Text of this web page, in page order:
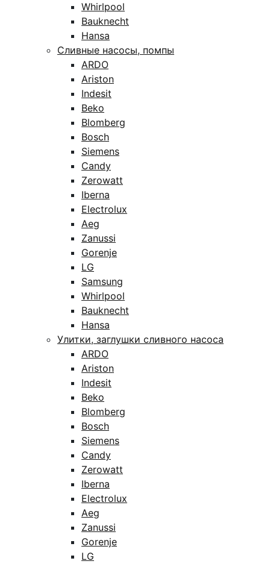
Whirlpool
Bauknecht
Hansa
Сливные насосы, помпы
ARDO
Ariston
Indesit
Beko
Blomberg
Bosch
Siemens
Candy
Zerowatt
Iberna
Electrolux
Aeg
Zanussi
Gorenje
LG
Samsung
Whirlpool
Bauknecht
Hansa
Улитки, заглушки сливного насоса
ARDO
Ariston
Indesit
Beko
Blomberg
Bosch
Siemens
Candy
Zerowatt
Iberna
Electrolux
Aeg
Zanussi
Gorenje
LG